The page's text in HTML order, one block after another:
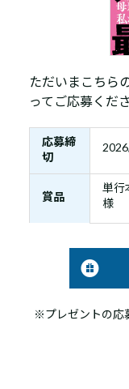
ただいまこちら
ってご応募くださ
応募締
切
賞品
単行
様
※プレゼントの応